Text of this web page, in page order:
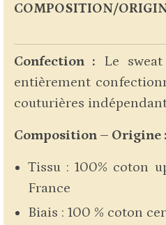
COMPOSITION/
Confection : Le
entièrement
couturières
Composition – Origine :
Tissu : 100% coton
France
Biais : 100 % coton